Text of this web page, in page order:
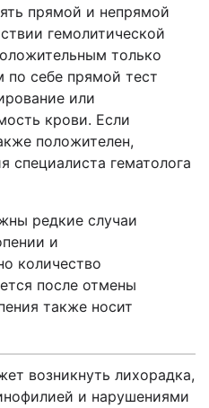
прямой и непрямой
гемолитической
только
себе прямой тест
или
крови. Если
положителен,
специалиста гематолога
редкие случаи
и
количество
после отмены
также носит
возникнуть лихорадка,
и нарушениями